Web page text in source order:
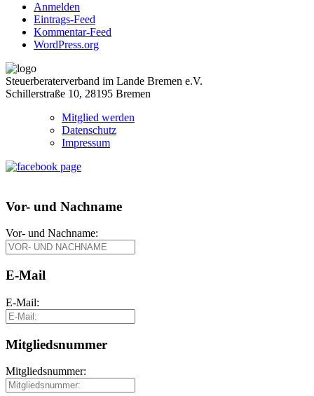
Anmelden
Eintrags-Feed
Kommentar-Feed
WordPress.org
Steuerberaterverband im Lande Bremen e.V.
Schillerstraße 10, 28195 Bremen
Mitglied werden
Datenschutz
Impressum
Vor- und Nachname
Vor- und Nachname:
E-Mail
E-Mail:
Mitgliedsnummer
Mitgliedsnummer: